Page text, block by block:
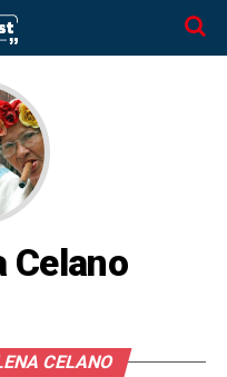
Celano
CELANO